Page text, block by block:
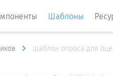
Шаблоны
Шаблон опроса для